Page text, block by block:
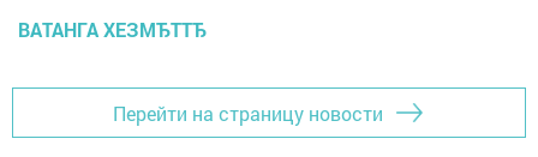
ВАТАНГА ХЕЗМЂТТЂ
Перейти на страницу новости